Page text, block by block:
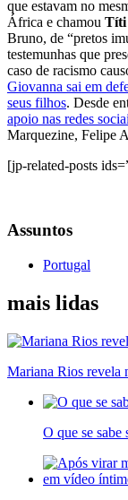
que estavam no
África e chamou Títi
Bruno, de “pretos
testemunhas que
caso de racismo
Giovanna sai em
seus filhos. Desde
apoio nas redes
Marquezine, Felipe
[jp-related-posts
Assuntos
Portugal
mais lidas
Mariana Rios revela
O que se